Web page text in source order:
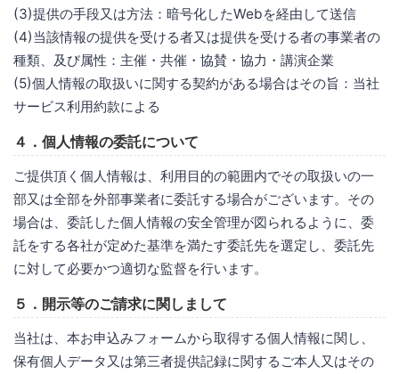
(3)提供の手段又は方法：暗号化したWebを経由して送信
(4)当該情報の提供を受ける者又は提供を受ける者の事業者の
種類、及び属性：主催・共催・協賛・協力・講演企業
(5)個人情報の取扱いに関する契約がある場合はその旨：当社
サービス利用約款による
４．個人情報の委託について
ご提供頂く個人情報は、利用目的の範囲内でその取扱いの一
部又は全部を外部事業者に委託する場合がございます。その
場合は、委託した個人情報の安全管理が図られるように、委
託をする各社が定めた基準を満たす委託先を選定し、委託先
に対して必要かつ適切な監督を行います。
５．開示等のご請求に関しまして
当社は、本お申込みフォームから取得する個人情報に関し、
保有個人データ又は第三者提供記録に関するご本人又はその